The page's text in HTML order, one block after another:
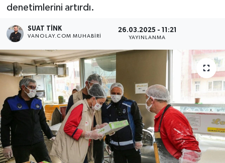
denetimlerini artırdı.
SUAT TINK
VANOLAY.COM MUHABIRI
26.03.2025 - 11:21
YAYINLANMA
Bilim & Teknoloji
Dünya
RESMİ İLANLAR
Son Dakika Haberleri
Haber Arşivi